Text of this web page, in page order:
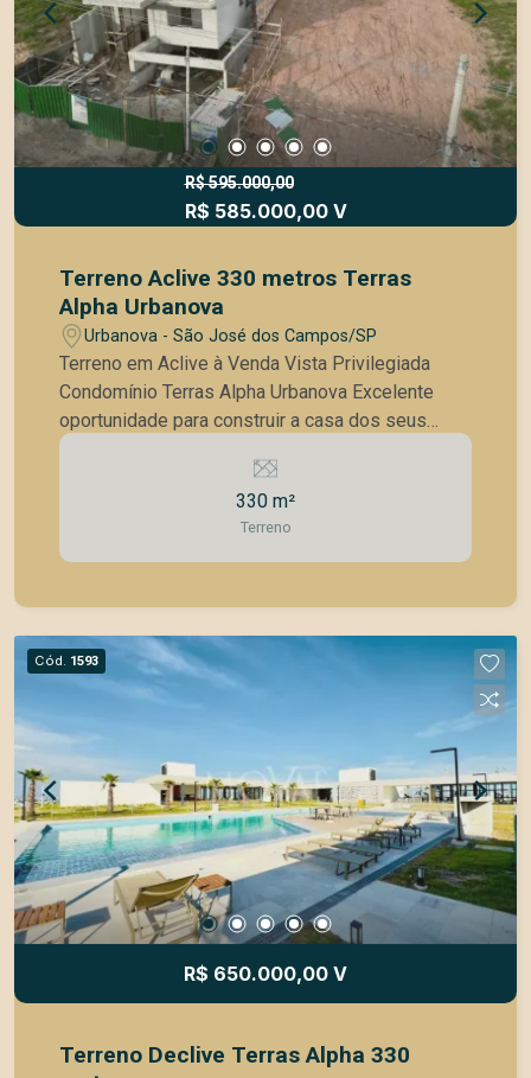
Situado em região nobre, com fácil acesso às
principais vias da cidade, próximo a escolas,
universidades, comércios e serviços. Ideal para
quem busca exclusividade, tranquilidade e uma
vista incrível. Entre em contato para mais
informações ou agende uma visita.
R$ 595.000,00
R$ 585.000,00 V
Terreno Aclive 330 metros Terras
Alpha Urbanova
Urbanova - São José dos Campos/SP
Terreno em Aclive à Venda Vista Privilegiada
Condomínio Terras Alpha Urbanova Excelente
oportunidade para construir a casa dos seus
sonhos! Terreno com 330 m², em aclive, ideal
para projetos modernos, com ótimo
aproveitamento arquitetônico e vista panorâmica
Alpha, um dos mais desejados do bairro
qualidade de vida. Diferenciais do condomínio:
Portaria 24 horas Segurança monitorada Lazer
Espaço gourmet Academia Quadras esportivas
Playground Áreas verdes e de convivência
Situado em região nobre, com fácil acesso às
principais vias da cidade, próximo a escolas,
universidades, comércios e serviços. Ideal para
quem busca exclusividade, tranquilidade e uma
vista incrível. Entre em contato para mais
informações ou agende uma visita.
330 m²
Terreno
Cód. 1593
R$ 650.000,00 V
Terreno Declive Terras Alpha 330